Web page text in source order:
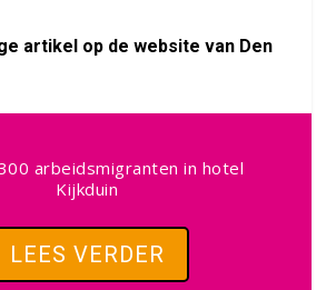
artikel op de website van Den
arbeidsmigranten in hotel
Kijkduin
LEES VERDER